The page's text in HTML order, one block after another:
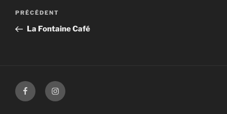
Navigation
l’article
Article
précédent
PRÉCÉDENT
La Fontaine Café
FacebookInstagram